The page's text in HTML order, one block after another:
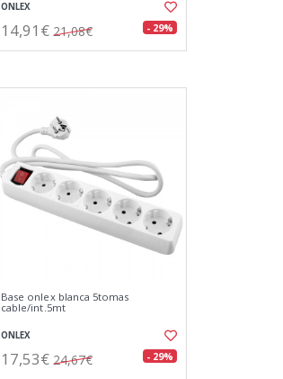
ONLEX
14,91€ 21,08€ - 29%
Base onlex blanca 5tomas
cable/int.5mt
ONLEX
17,53€ 24,67€ - 29%